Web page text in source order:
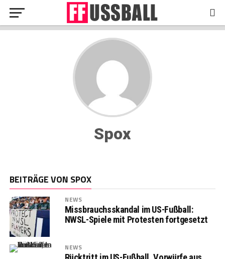
Spox
BEITRÄGE VON SPOX
NEWS
Missbrauchsskandal im US-Fußball:
NWSL-Spiele mit Protesten fortgesetzt
NEWS